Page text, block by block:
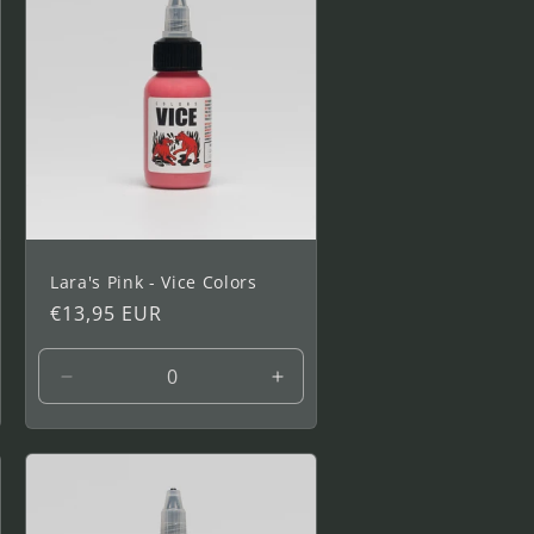
Lara's Pink - Vice Colors
Precio
habitual
€13,95 EUR
cantidad
para
1
Aumentar
cantidad
para
1